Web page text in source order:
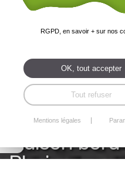
vitrées
Maison
Plurien
RGPD, en savoir + sur nos
OK, tout accepter
Tout refuser
Mentions légales